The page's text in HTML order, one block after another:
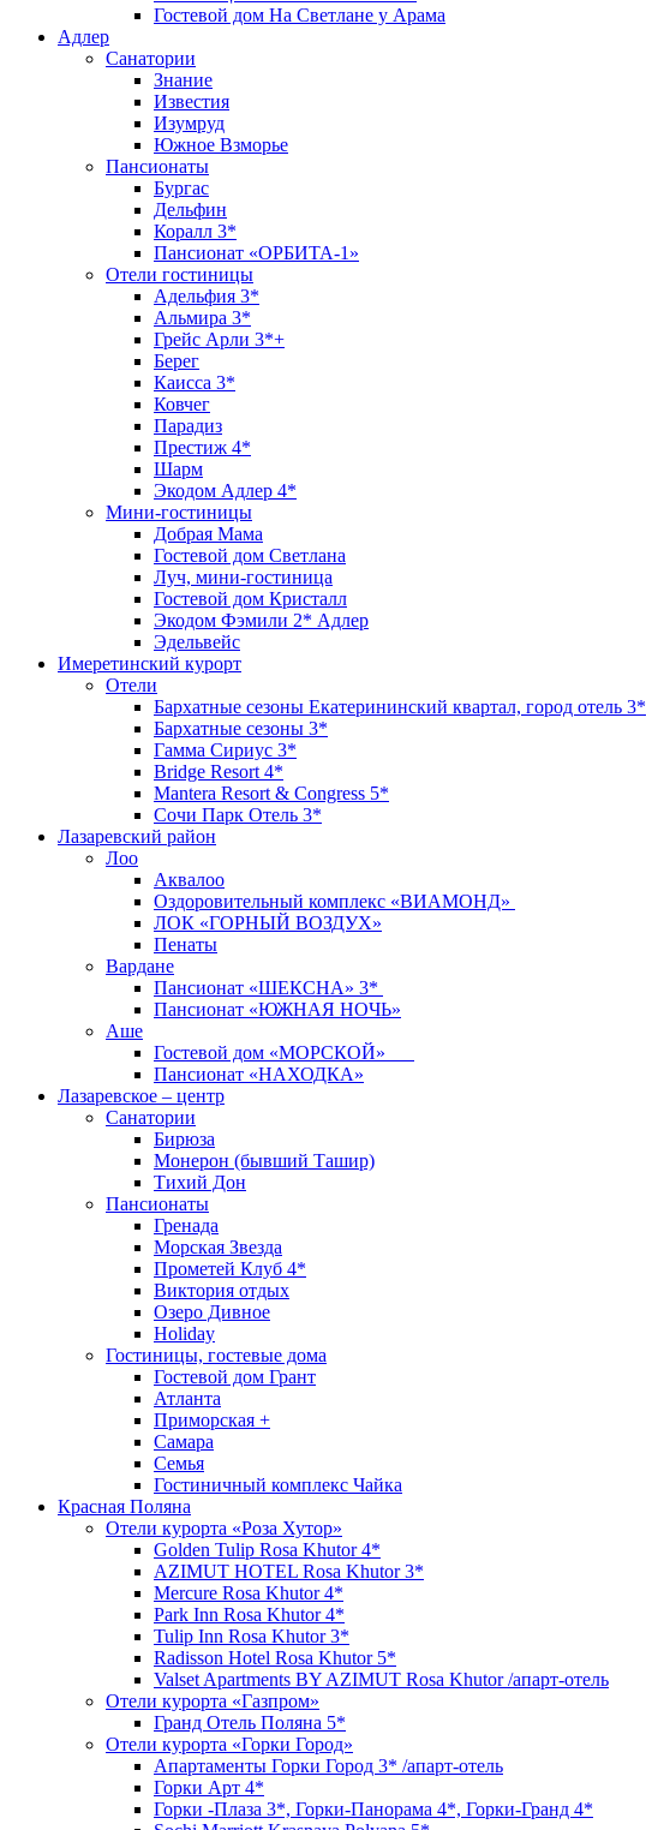
Гостевой дом На Светлане у Арама
Адлер
Санатории
Знание
Известия
Изумруд
Южное Взморье
Пансионаты
Бургас
Дельфин
Коралл 3*
Пансионат «ОРБИТА-1»
Отели гостиницы
Адельфия 3*
Альмира 3*
Грейс Арли 3*+
Берег
Каисса 3*
Ковчег
Парадиз
Престиж 4*
Шарм
Экодом Адлер 4*
Мини-гостиницы
Добрая Мама
Гостевой дом Светлана
Луч, мини-гостиница
Гостевой дом Кристалл
Экодом Фэмили 2* Адлер
Эдельвейс
Имеретинский курорт
Отели
Бархатные сезоны Екатерининский квартал, город отель 3*
Бархатные сезоны 3*
Гамма Сириус 3*
Bridge Resort 4*
Mantera Resort & Congress 5*
Сочи Парк Отель 3*
Лазаревский район
Лоо
Аквалоо
Оздоровительный комплекс «ВИАМОНД»
ЛОК «ГОРНЫЙ ВОЗДУХ»
Пенаты
Вардане
Пансионат «ШЕКСНА» 3*
Пансионат «ЮЖНАЯ НОЧЬ»
Аше
Гостевой дом «МОРСКОЙ»
Пансионат «НАХОДКА»
Лазаревское – центр
Санатории
Бирюза
Монерон (бывший Ташир)
Тихий Дон
Пансионаты
Гренада
Морская Звезда
Прометей Клуб 4*
Виктория отдых
Озеро Дивное
Holiday
Гостиницы, гостевые дома
Гостевой дом Грант
Атланта
Приморская +
Самара
Семья
Гостиничный комплекс Чайка
Красная Поляна
Отели курорта «Роза Хутор»
Golden Tulip Rosa Khutor 4*
AZIMUT HOTEL Rosa Khutor 3*
Mercure Rosa Khutor 4*
Park Inn Rosa Khutor 4*
Tulip Inn Rosa Khutor 3*
Radisson Hotel Rosa Khutor 5*
Valset Apartments BY AZIMUT Rosa Khutor /апарт-отель
Отели курорта «Газпром»
Гранд Отель Поляна 5*
Отели курорта «Горки Город»
Апартаменты Горки Город 3* /апарт-отель
Горки Арт 4*
Горки -Плаза 3*, Горки-Панорама 4*, Горки-Гранд 4*